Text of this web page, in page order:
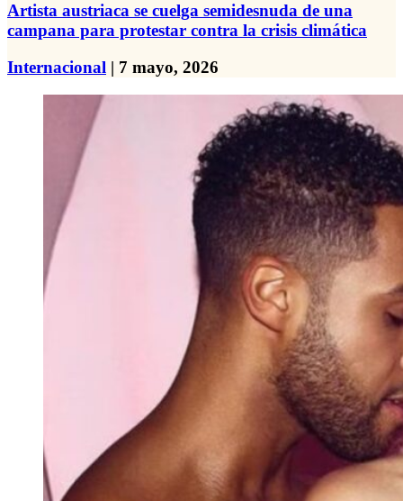
Artista austriaca se cuelga semidesnuda de una
campana para protestar contra la crisis climática
Internacional | 7 mayo, 2026